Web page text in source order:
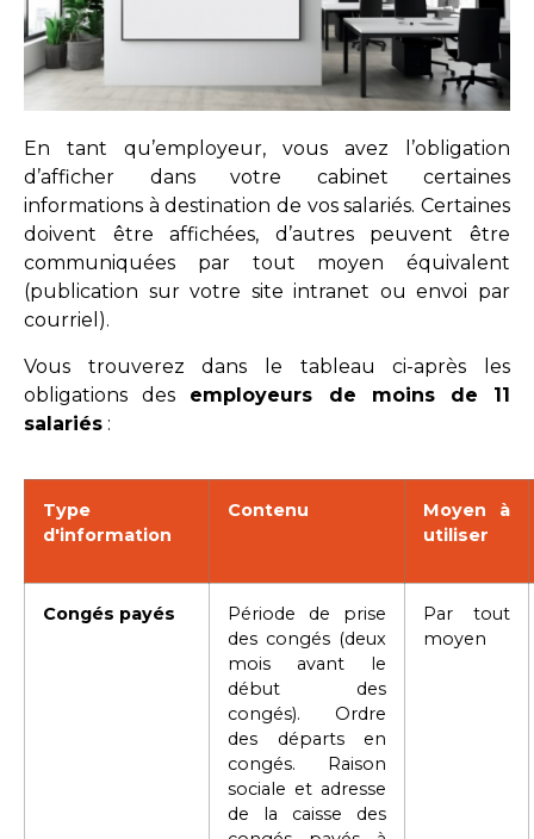
En tant qu’employeur, vous avez l’obligation
d’afficher dans votre cabinet certaines
informations à destination de vos salariés. Certaines
doivent être affichées, d’autres peuvent être
communiquées par tout moyen équivalent
(publication sur votre site intranet ou envoi par
courriel).
Vous trouverez dans le tableau ci-après les
obligations des employeurs de moins de 11
salariés :
Type
d'information
Contenu
Moyen à
utiliser
Congés payés
Période de prise
des congés (deux
mois avant le
début des
congés). Ordre
des départs en
congés. Raison
sociale et adresse
de la caisse des
Par tout
moyen